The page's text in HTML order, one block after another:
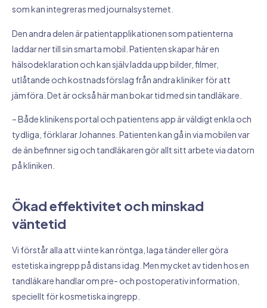
som kan integreras med journalsystemet.
Den andra delen är patientapplikationen som patienterna
laddar ner till sin smarta mobil. Patienten skapar här en
hälsodeklaration och kan själv ladda upp bilder, filmer,
utlåtande och kostnadsförslag från andra kliniker för att
jämföra. Det är också här man bokar tid med sin tandläkare.
– Både klinikens portal och patientens app är väldigt enkla och
tydliga, förklarar Johannes. Patienten kan gå in via mobilen var
de än befinner sig och tandläkaren gör allt sitt arbete via datorn
på kliniken.
Ökad effektivitet och minskad
väntetid
Vi förstår alla att vi inte kan röntga, laga tänder eller göra
estetiska ingrepp på distans idag. Men mycket av tiden hos en
tandläkare handlar om pre- och postoperativ information,
speciellt för kosmetiska ingrepp.